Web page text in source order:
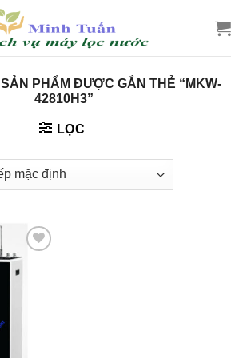
SẢN PHẨM ĐƯỢC GẮN THẺ “MKW-
42810H3”
LỌC